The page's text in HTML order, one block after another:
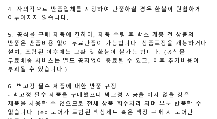
4. 자의적으로 반품업체를 지정하여 반품하실 경우 환불이 원활하게
이루어지지 않습니다.
5. 공식몰 구매 제품에 한하여, 제품 수령 후 박스 개봉 전 상품의
반품은 반품비용 없이 무료반품이 가능합니다. 상품포장을 개봉하거나
설치, 조립된 이후에는 교환 및 환불이 불가능 합니다. (공식몰
무료배송 서비스는 별도 공지없이 종료될 수 있고, 이후 추가비용이
부과될 수 있습니다.)
6. 벽고정 필수 제품에 대한 반품 규정
- 벽고정 필수 제품을 구매했으나 벽고정 시공을 하지 않을 경우
제품을 사용할 수 없으므로 전체 상품 회수처리 되며 부분 반품할 수
없습니다. (ex.도어가 포함된 책상세트 혹은 책장 구매 시 도어만